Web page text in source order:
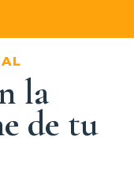
la
de tu